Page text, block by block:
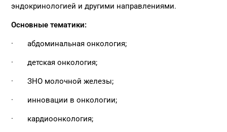
эндокринологией и другими направлениями.
Основные тематики:
· абдоминальная онкология;
· детская онкология;
· ЗНО молочной железы;
· инновации в онкологии;
· кардиоонкология;